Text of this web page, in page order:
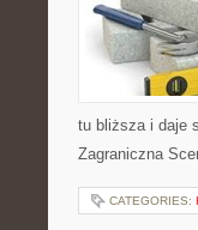
tu bliższa i daje
Zagraniczna
CATEGORIES: